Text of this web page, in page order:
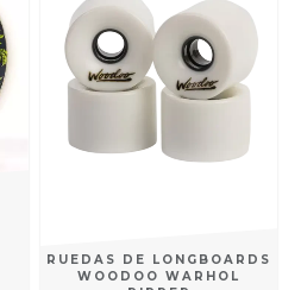
RUEDAS DE LONGBOARDS
WOODOO WARHOL